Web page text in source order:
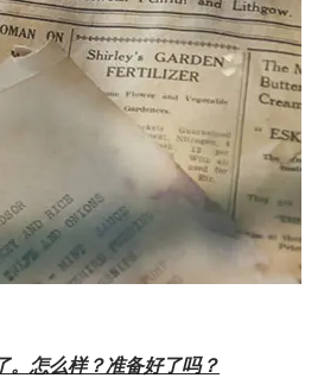
。怎么样？准备好了吗？